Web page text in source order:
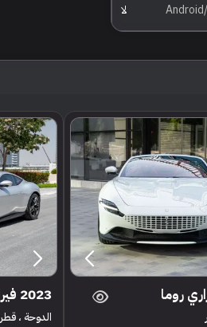
لا
2023 فيراري روما
الدوحة ، قطر